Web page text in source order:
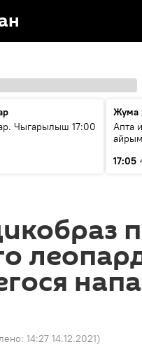
Чыгарылыш 17:00
Жума
Апта
17:05
14:27 14.12.2021)